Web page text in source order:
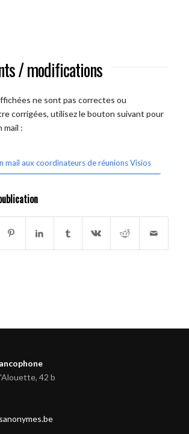
/ modifications
ne sont pas correctes ou
corrigées, utilisez le bouton suivant pour
mail :
mail aux coordinateurs de réunions Visios
42 b